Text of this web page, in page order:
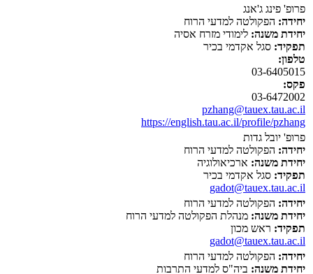
פרופ' פינג ג'אנג
יחידה: הפקולטה למדעי הרוח
יחידת משנה: לימודי מזרח אסיה
תפקיד: סגל אקדמי בכיר
טלפון:
03-6405015
פקס:
03-6472002
pzhang@tauex.tau.ac.il
https://english.tau.ac.il/profile/pzhang
פרופ' יובל גדות
יחידה: הפקולטה למדעי הרוח
יחידת משנה: ארכיאולוגיה
תפקיד: סגל אקדמי בכיר
gadot@tauex.tau.ac.il
יחידה: הפקולטה למדעי הרוח
יחידת משנה: מנהלת הפקולטה למדעי הרוח
תפקיד: ראש מכון
gadot@tauex.tau.ac.il
יחידה: הפקולטה למדעי הרוח
יחידת משנה: ביה"ס למדעי התרבות